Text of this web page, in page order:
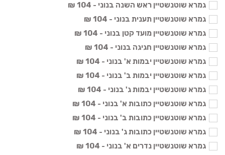
גמרא שוטנשטיין ראש השנה בנוני - 104 ₪
גמרא שוטנשטיין תענית בנוני - 104 ₪
גמרא שוטנשטיין מועד קטן בנוני - 104 ₪
גמרא שוטנשטיין חגיגה בנוני - 104 ₪
גמרא שוטנשטיין יבמות א' בנוני - 104 ₪
גמרא שוטנשטיין יבמות ב' בנוני - 104 ₪
גמרא שוטנשטיין יבמות ג' בנוני - 104 ₪
גמרא שוטנשטיין כתובות א' בנוני - 104 ₪
גמרא שוטנשטיין כתובות ב' בנוני - 104 ₪
גמרא שוטנשטיין כתובות ג' בנוני - 104 ₪
גמרא שוטנשטיין נדרים א' בנוני - 104 ₪